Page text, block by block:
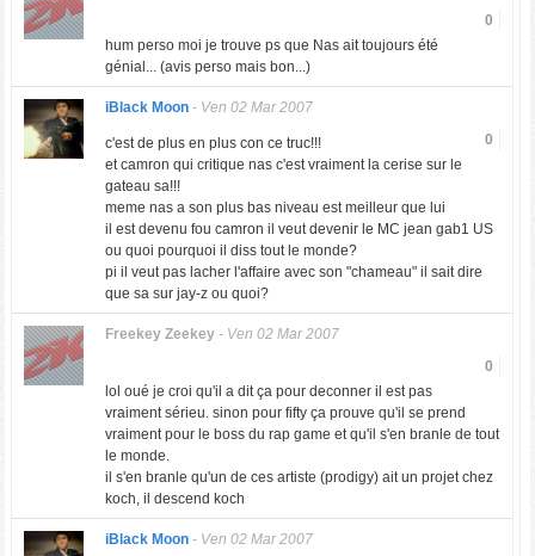
0
hum perso moi je trouve ps que Nas ait toujours été
génial... (avis perso mais bon...)
iBlack Moon - Ven 02 Mar 2007
0
c'est de plus en plus con ce truc!!!
et camron qui critique nas c'est vraiment la cerise sur le
gateau sa!!!
meme nas a son plus bas niveau est meilleur que lui
il est devenu fou camron il veut devenir le MC jean gab1 US
ou quoi pourquoi il diss tout le monde?
pi il veut pas lacher l'affaire avec son "chameau" il sait dire
que sa sur jay-z ou quoi?
Freekey Zeekey- Ven 02 Mar 2007
0
lol oué je croi qu'il a dit ça pour deconner il est pas
vraiment sérieu. sinon pour fifty ça prouve qu'il se prend
vraiment pour le boss du rap game et qu'il s'en branle de tout
le monde.
il s'en branle qu'un de ces artiste (prodigy) ait un projet chez
koch, il descend koch
iBlack Moon - Ven 02 Mar 2007